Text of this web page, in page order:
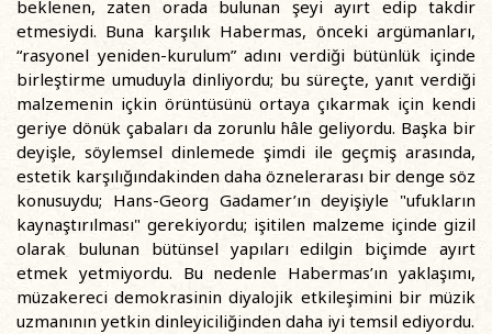
beklenen, zaten orada bulunan şeyi ayırt edip takdir
etmesiydi. Buna karşılık Habermas, önceki argümanları,
“rasyonel yeniden-kurulum” adını verdiği bütünlük içinde
birleştirme umuduyla dinliyordu; bu süreçte, yanıt verdiği
malzemenin içkin örüntüsünü ortaya çıkarmak için kendi
geriye dönük çabaları da zorunlu hâle geliyordu. Başka bir
deyişle, söylemsel dinlemede şimdi ile geçmiş arasında,
estetik karşılığındakinden daha öznelerarası bir denge söz
konusuydu; Hans-Georg Gadamer’ın deyişiyle "ufukların
kaynaştırılması" gerekiyordu; işitilen malzeme içinde gizil
olarak bulunan bütünsel yapıları edilgin biçimde ayırt
etmek yetmiyordu. Bu nedenle Habermas’ın yaklaşımı,
müzakereci demokrasinin diyalojik etkileşimini bir müzik
uzmanının yetkin dinleyiciliğinden daha iyi temsil ediyordu.